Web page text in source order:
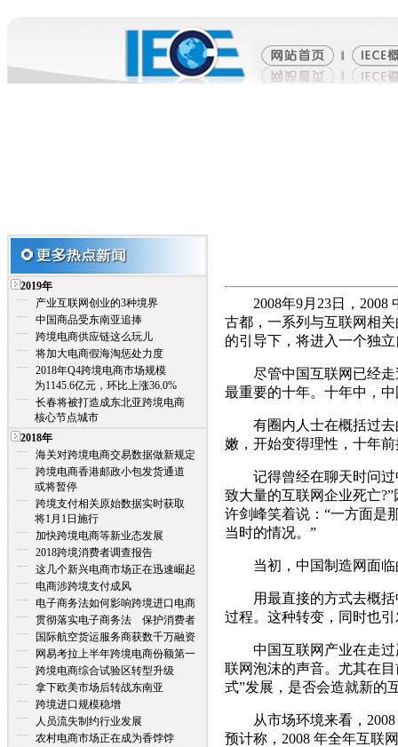
2019年
产业互联网创业的3种境界
中国商品受东南亚追捧
跨境电商供应链这么玩儿
将加大电商假海淘惩处力度
2018年Q4跨境电商市场规模
为1145.6亿元，环比上涨36.0%
长春将被打造成东北亚跨境电商
核心节点城市
2018年
海关对跨境电商交易数据做新规定
跨境电商香港邮政小包发货通道
或将暂停
跨境支付相关原始数据实时获取
将1月1日施行
加快跨境电商等新业态发展
2018跨境消费者调查报告
这几个新兴电商市场正在迅速崛起
电商涉跨境支付成风
电子商务法如何影响跨境进口电商
贯彻落实电子商务法 保护消费者
国际航空货运服务商获数千万融资
网易考拉上半年跨境电商份额第一
跨境电商综合试验区转型升级
拿下欧美市场后转战东南亚
跨境进口规模稳增
人员流失制约行业发展
农村电商市场正在成为香饽饽
2008年9月23日，2008
古都，一系列与互联网相
的引导下，将进入一个独
尽管中国互联网已经走
最重要的十年。十年中，
有圈内人士在概括过去
嫩，开始变得理性，十年
记得曾经在聊天时问过
致大量的互联网企业死亡
许剑峰笑着说：“一方面是
当时的情况。”
当初，中国制造网面临
用最直接的方式去概括
过程。这种转变，同时也
中国互联网产业在走过
联网泡沫的声音。尤其在
式”发展，是否会造就新的
从市场环境来看，2008
预计称，2008 年全年互联